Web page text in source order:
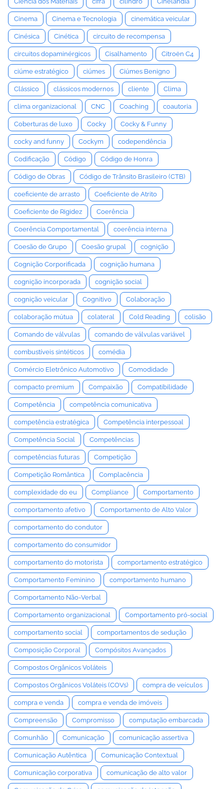
Cinema Cinema e Tecnologia cinemática veicular
Cinésica Cinética circuito de recompensa
circuitos dopaminérgicos Cisalhamento Citroën C4
ciúme estratégico ciúmes Ciúmes Benigno
Clássico clássicos modernos cliente Clima
clima organizacional CNC Coaching coautoria
Coberturas de luxo Cocky Cocky & Funny
cocky and funny Cockym codependência
Codificação Código Código de Honra
Código de Obras Código de Trânsito Brasileiro (CTB)
coeficiente de arrasto Coeficiente de Atrito
Coeficiente de Rigidez Coerência
Coerência Comportamental coerência interna
Coesão de Grupo Coesão grupal cognição
Cognição Corporificada cognição humana
cognição incorporada cognição social
cognição veicular Cognitivo Colaboração
colaboração mútua colateral Cold Reading colisão
Comando de válvulas comando de válvulas variável
combustíveis sintéticos comédia
Comércio Eletrônico Automotivo Comodidade
compacto premium Compaixão Compatibilidade
Competência competência comunicativa
competência estratégica Competência interpessoal
Competência Social Competências
competências futuras Competição
Competição Romântica Complacência
complexidade do eu Compliance Comportamento
comportamento afetivo Comportamento de Alto Valor
comportamento do condutor
comportamento do consumidor
comportamento do motorista comportamento estratégico
Comportamento Feminino comportamento humano
Comportamento Não-Verbal
Comportamento organizacional Comportamento pró-social
comportamento social comportamentos de sedução
Composição Corporal Compósitos Avançados
Compostos Orgânicos Voláteis
Compostos Orgânicos Voláteis (COVs) compra de veículos
compra e venda compra e venda de imóveis
Compreensão Compromisso computação embarcada
Comunhão Comunicação comunicação assertiva
Comunicação Autêntica Comunicação Contextual
Comunicação corporativa comunicação de alto valor